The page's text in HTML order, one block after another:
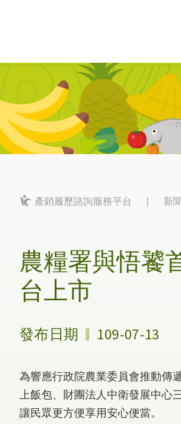
產銷履歷諮詢服務平台 | 新
農糧署與悟饕
台上市
發布日期 109-07-13
為響應行政院農業委員會推動傳
上飯包、財團法人中衛發展中心
讓民眾更方便享用安心便當。